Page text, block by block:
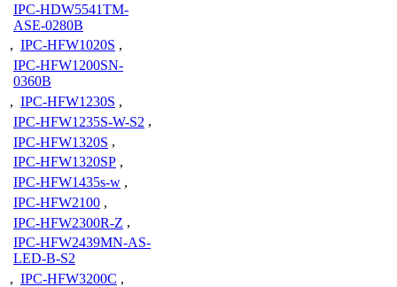
IPC-HDW5541TM-
ASE-0280B
, IPC-HFW1020S ,
IPC-HFW1200SN-
0360B
, IPC-HFW1230S ,
IPC-HFW1235S-W-S2 ,
IPC-HFW1320S ,
IPC-HFW1320SP ,
IPC-HFW1435s-w ,
IPC-HFW2100 ,
IPC-HFW2300R-Z ,
IPC-HFW2439MN-AS-
LED-B-S2
, IPC-HFW3200C ,